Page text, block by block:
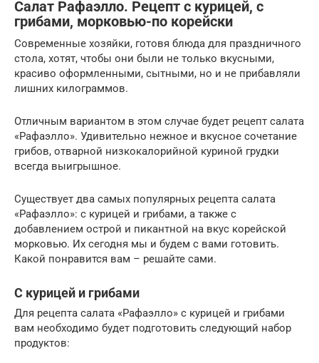
Салат Рафаэлло. Рецепт с курицей, с
грибами, морковью-по корейски
Современные хозяйки, готовя блюда для праздничного
стола, хотят, чтобы они были не только вкусными,
красиво оформленными, сытными, но и не прибавляли
лишних килограммов.
Отличным вариантом в этом случае будет рецепт салата
«Рафаэлло». Удивительно нежное и вкусное сочетание
грибов, отварной низкокалорийной куриной грудки
всегда выигрышное.
Существует два самых популярных рецепта салата
«Рафаэлло»: с курицей и грибами, а также с
добавлением острой и пикантной на вкус корейской
морковью. Их сегодня мы и будем с вами готовить.
Какой понравится вам – решайте сами.
С курицей и грибами
Для рецепта салата «Рафаэлло» с курицей и грибами
вам необходимо будет подготовить следующий набор
продуктов: